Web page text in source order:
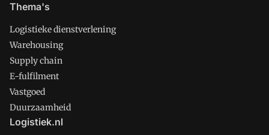
Thema's
Logistieke dienstverlening
Warehousing
Supply chain
E-fulfilment
Vastgoed
Duurzaamheid
Logistiek.nl